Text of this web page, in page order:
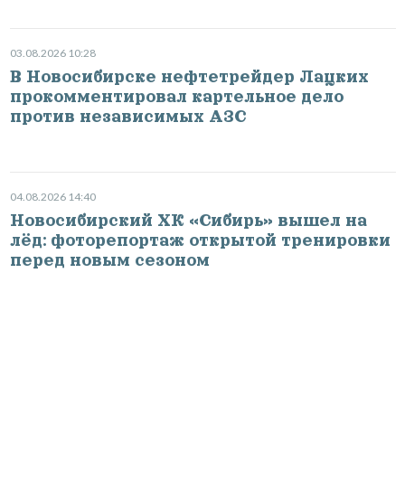
03.08.2026 10:28
В Новосибирске нефтетрейдер Лацких
прокомментировал картельное дело
против независимых АЗС
04.08.2026 14:40
Новосибирский ХК «Сибирь» вышел на
лёд: фоторепортаж открытой тренировки
перед новым сезоном